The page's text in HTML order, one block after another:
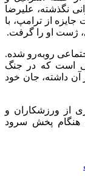
نگذشته، علیرضا
جایزه از ترامپ، با
ژست او را گرفت.
روبه‌رو شده.
است که در جنگ
در آن داشته، جان خود
از ورزشکاران و
هنگام پخش سرود